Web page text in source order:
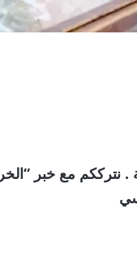
السعودية . نترككم